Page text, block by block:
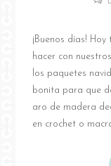
¡Buenos días!
hacer con
los paquetes
bonita para que
aro de madera
en crochet o